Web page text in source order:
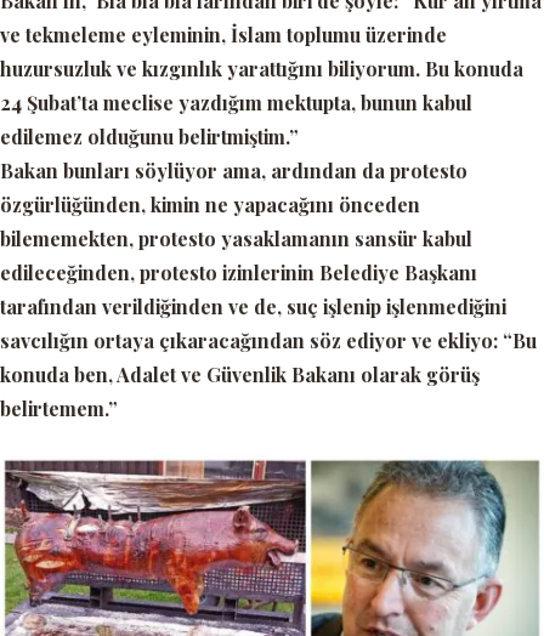
ve tekmeleme eyleminin, İslam toplumu üzerinde
huzursuzluk ve kızgınlık yarattığını biliyorum. Bu konuda
24 Şubat’ta meclise yazdığım mektupta, bunun kabul
edilemez olduğunu belirtmiştim.”
Bakan bunları söylüyor ama, ardından da protesto
özgürlüğünden, kimin ne yapacağını önceden
bilememekten, protesto yasaklamanın sansür kabul
edileceğinden, protesto izinlerinin Belediye Başkanı
tarafından verildiğinden ve de, suç işlenip işlenmediğini
savcılığın ortaya çıkaracağından söz ediyor ve ekliyo: “Bu
konuda ben, Adalet ve Güvenlik Bakanı olarak görüş
belirtemem.”